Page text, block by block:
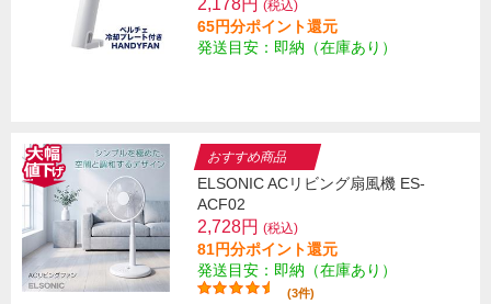
(税込)
65円分ポイント還元
発送目安：即納（在庫あり）
おすすめ商品
ELSONIC ACリビング扇風機 ES-
ACF02
2,728円 (税込)
81円分ポイント還元
発送目安：即納（在庫あり）
(3件)